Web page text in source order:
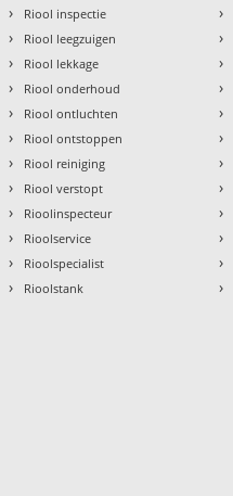
› Riool inspectie
› Riool leegzuigen
› Riool lekkage
› Riool onderhoud
› Riool ontluchten
› Riool ontstoppen
› Riool reiniging
› Riool verstopt
› Rioolinspecteur
› Rioolservice
› Rioolspecialist
› Rioolstank
›
›
›
›
›
›
›
›
›
›
›
›